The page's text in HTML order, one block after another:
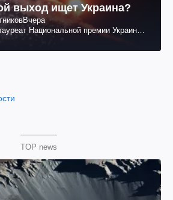
выход ищет Украина?
Вчера
Национальной премии Украины
TOP news